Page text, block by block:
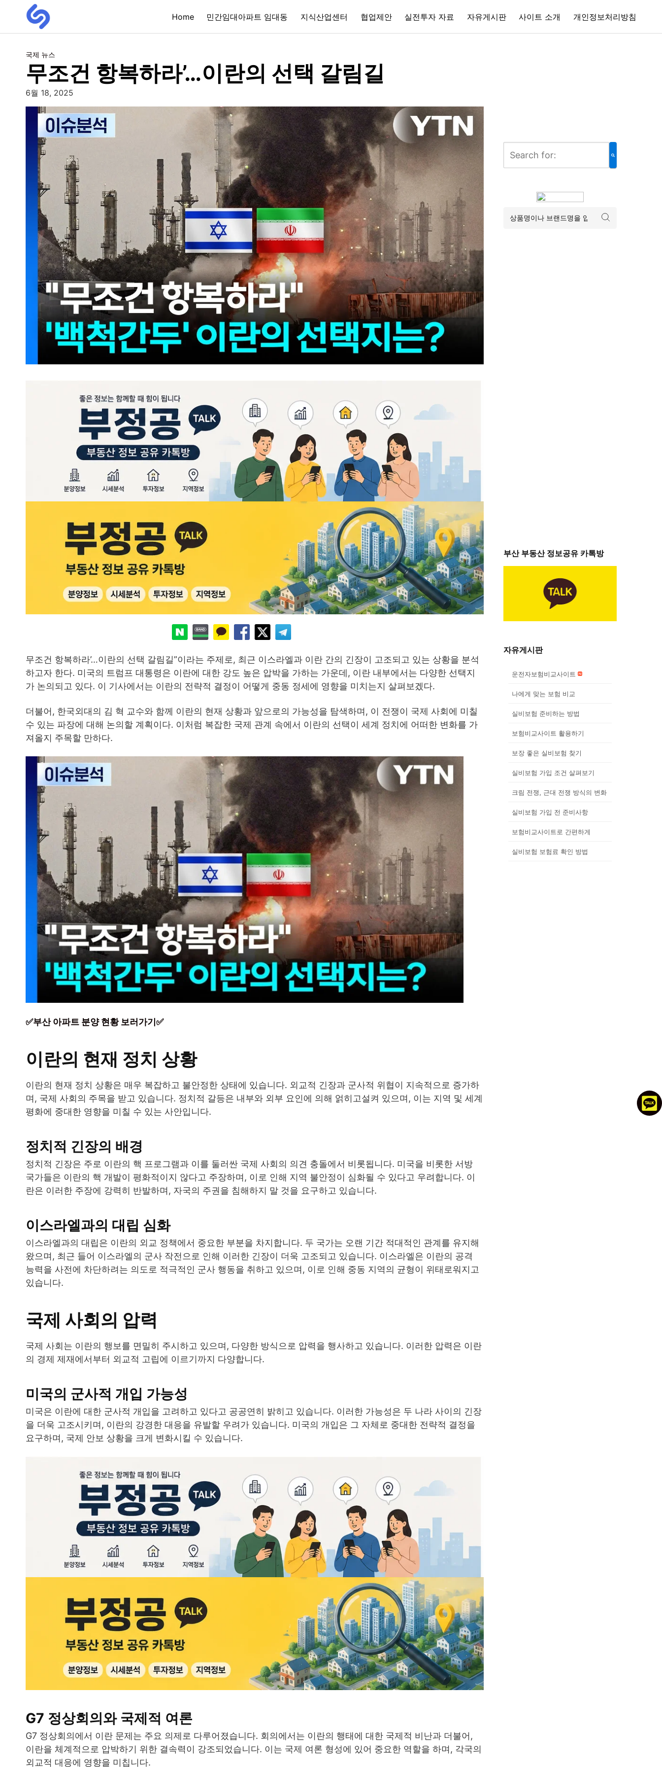
Home 민간임대아파트 임대동 지식산업센터 협업제안 실전투자 자료 자유게시판 사이트 소개 개인정보처리방침
국제 뉴스
무조건 항복하라’…이란의 선택 갈림길
6월 18, 2025
무조건 항복하라’…이란의 선택 갈림길”이라는 주제로, 최근 이스라엘과 이란 간의 긴장이 고조되고 있는 상황을 분석
하고자 한다. 미국의 트럼프 대통령은 이란에 대한 강도 높은 압박을 가하는 가운데, 이란 내부에서는 다양한 선택지
가 논의되고 있다. 이 기사에서는 이란의 전략적 결정이 어떻게 중동 정세에 영향을 미치는지 살펴보겠다.
더불어, 한국외대의 김 혁 교수와 함께 이란의 현재 상황과 앞으로의 가능성을 탐색하며, 이 전쟁이 국제 사회에 미칠
수 있는 파장에 대해 논의할 계획이다. 이처럼 복잡한 국제 관계 속에서 이란의 선택이 세계 정치에 어떠한 변화를 가
져올지 주목할 만하다.
✅부산 아파트 분양 현황 보러가기✅
이란의 현재 정치 상황
이란의 현재 정치 상황은 매우 복잡하고 불안정한 상태에 있습니다. 외교적 긴장과 군사적 위협이 지속적으로 증가하
며, 국제 사회의 주목을 받고 있습니다. 정치적 갈등은 내부와 외부 요인에 의해 얽히고설켜 있으며, 이는 지역 및 세계
평화에 중대한 영향을 미칠 수 있는 사안입니다.
정치적 긴장의 배경
정치적 긴장은 주로 이란의 핵 프로그램과 이를 둘러싼 국제 사회의 의견 충돌에서 비롯됩니다. 미국을 비롯한 서방
국가들은 이란의 핵 개발이 평화적이지 않다고 주장하며, 이로 인해 지역 불안정이 심화될 수 있다고 우려합니다. 이
란은 이러한 주장에 강력히 반발하며, 자국의 주권을 침해하지 말 것을 요구하고 있습니다.
이스라엘과의 대립 심화
이스라엘과의 대립은 이란의 외교 정책에서 중요한 부분을 차지합니다. 두 국가는 오랜 기간 적대적인 관계를 유지해
왔으며, 최근 들어 이스라엘의 군사 작전으로 인해 이러한 긴장이 더욱 고조되고 있습니다. 이스라엘은 이란의 공격
능력을 사전에 차단하려는 의도로 적극적인 군사 행동을 취하고 있으며, 이로 인해 중동 지역의 균형이 위태로워지고
있습니다.
국제 사회의 압력
국제 사회는 이란의 행보를 면밀히 주시하고 있으며, 다양한 방식으로 압력을 행사하고 있습니다. 이러한 압력은 이란
의 경제 제재에서부터 외교적 고립에 이르기까지 다양합니다.
미국의 군사적 개입 가능성
미국은 이란에 대한 군사적 개입을 고려하고 있다고 공공연히 밝히고 있습니다. 이러한 가능성은 두 나라 사이의 긴장
을 더욱 고조시키며, 이란의 강경한 대응을 유발할 우려가 있습니다. 미국의 개입은 그 자체로 중대한 전략적 결정을
요구하며, 국제 안보 상황을 크게 변화시킬 수 있습니다.
G7 정상회의와 국제적 여론
G7 정상회의에서 이란 문제는 주요 의제로 다루어졌습니다. 회의에서는 이란의 행태에 대한 국제적 비난과 더불어,
이란을 체계적으로 압박하기 위한 결속력이 강조되었습니다. 이는 국제 여론 형성에 있어 중요한 역할을 하며, 각국의
외교적 대응에 영향을 미칩니다.
부산 부동산 정보공유 카톡방
자유게시판
운전자보험비교사이트
나에게 맞는 보험 비교
실비보험 준비하는 방법
보험비교사이트 활용하기
보장 좋은 실비보험 찾기
실비보험 가입 조건 살펴보기
크림 전쟁, 근대 전쟁 방식의 변화
실비보험 가입 전 준비사항
보험비교사이트로 간편하게
실비보험 보험료 확인 방법